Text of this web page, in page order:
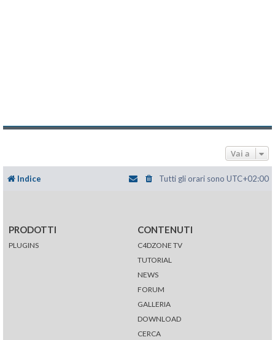
Vai a
Indice Tutti gli orari sono UTC+02:00
PRODOTTI
PLUGINS
CONTENUTI
C4DZONE TV
TUTORIAL
NEWS
FORUM
GALLERIA
DOWNLOAD
CERCA